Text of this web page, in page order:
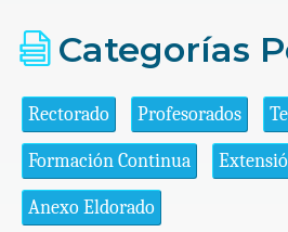
Categorías
Rectorado Profesorados
Formación Continua
Anexo Eldorado